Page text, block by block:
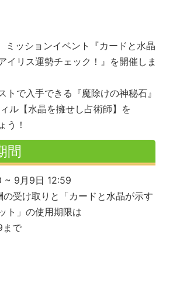
ミッションイベント『カードと水晶
リス運勢チェック！』を開催しま
トで入手できる『魔除けの神秘石』
ル【水晶を擁せし占術師】を
う！
間
~ 9月9日 12:59
の受け取りと「カードと水晶が示す
ト」の使用期限は
まで